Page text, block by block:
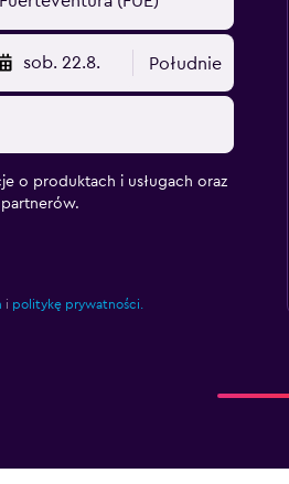
sob. 22.8. Południe
o produktach i usługach oraz
i politykę prywatności.